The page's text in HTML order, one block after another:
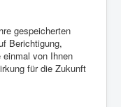
gespeicherten
Berichtigung,
einmal von Ihnen
für die Zukunft